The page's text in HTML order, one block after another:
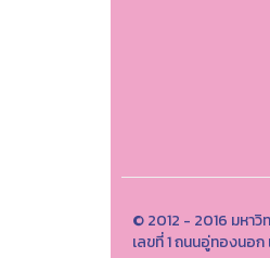
© 2012 - 2016 มหา
เลขที่ 1 ถนนอู่ทองนอ